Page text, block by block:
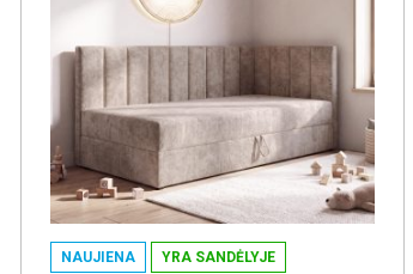
NAUJIENA YRA SANDĖLYJE